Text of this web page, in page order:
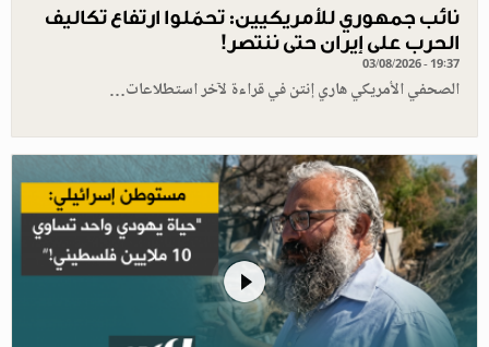
نائب جمهوري للأمريكيين: تحمّلوا ارتفاع تكاليف
الحرب على إيران حتى ننتصر!
03/08/2026 - 19:37
الصحفي الأمريكي هاري إنتن في قراءة لآخر استطلاعات…